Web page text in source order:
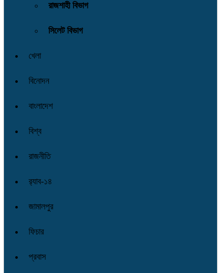
রাজশাহী বিভাগ
সিলেট বিভাগ
খেলা
বিনোদন
বাংলাদেশ
বিশ্ব
রাজনীতি
র‌্যাব-১৪
জামালপুর
ফিচার
প্রবাস